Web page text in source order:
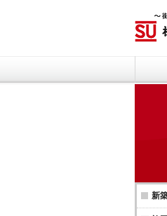
新